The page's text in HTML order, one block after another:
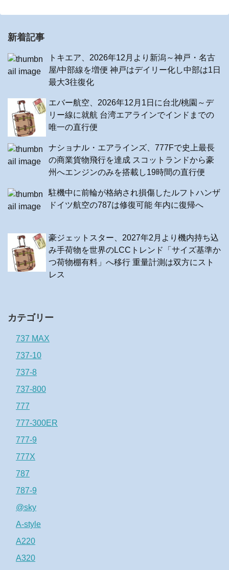
新着記事
トキエア、2026年12月より新潟～神戸・名古
屋/中部線を増便 神戸はデイリー化し中部は1日
最大3往復化
エバー航空、2026年12月1日に台北/桃園～デ
リー線に就航 台湾エアラインでインドまでの
唯一の直行便
ナショナル・エアラインズ、777Fで史上最長
の商業貨物飛行を達成 スコットランドから豪
州へエンジンのみを搭載し19時間の直行便
駐機中に前輪が格納され損傷したルフトハンザ
ドイツ航空の787は修復可能 年内に復帰へ
豪ジェットスター、2027年2月より機内持ち込
み手荷物を世界のLCCトレンド「サイズ基準か
つ荷物棚有料」へ移行 重量計測は双方にスト
レス
カテゴリー
737 MAX
737-10
737-8
737-800
777
777-300ER
777-9
777X
787
787-9
@sky
A-style
A220
A320